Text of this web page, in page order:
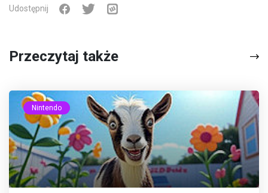
Udostępnij
Przeczytaj także
Nintendo